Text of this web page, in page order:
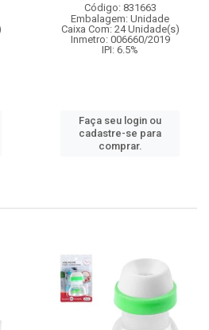
Código: 831663
Embalagem: Unidade
Caixa Com: 24 Unidade(s)
Inmetro: 006660/2019
IPI: 6.5%
Faça seu login ou
cadastre-se para
comprar.